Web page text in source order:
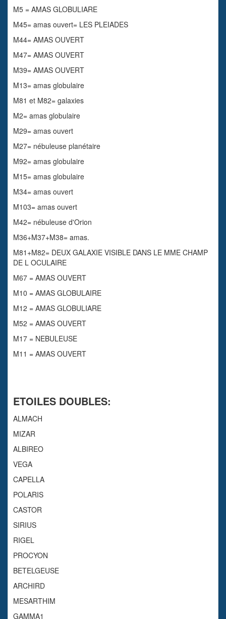
M5 = AMAS GLOBULIARE
M45= amas ouvert= LES PLEIADES
M44= AMAS OUVERT
M47= AMAS OUVERT
M39= AMAS OUVERT
M13= amas globulaire
M81 et M82= galaxies
M2= amas globulaire
M29= amas ouvert
M27= nébuleuse planétaire
M92= amas globulaire
M15= amas globulaire
M34= amas ouvert
M103= amas ouvert
M42= nébuleuse d'Orion
M36+M37+M38= amas.
M81+M82= DEUX GALAXIE VISIBLE DANS LE MME CHAMP
DE L OCULAIRE
M67 = AMAS OUVERT
M10 = AMAS GLOBULAIRE
M12 = AMAS GLOBULIARE
M52 = AMAS OUVERT
M17 = NEBULEUSE
M11 = AMAS OUVERT
ETOILES DOUBLES:
ALMACH
MIZAR
ALBIREO
VEGA
CAPELLA
POLARIS
CASTOR
SIRIUS
RIGEL
PROCYON
BETELGEUSE
ARCHIRD
MESARTHIM
GAMMA1